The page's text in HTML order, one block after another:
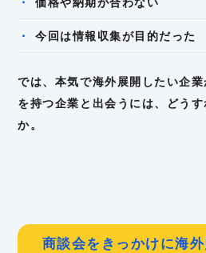
今回は情報収集が目的だった
では、本気で海外展開したい企
を持つ企業と出会うには、どう
か。
商談会をきっかけに海